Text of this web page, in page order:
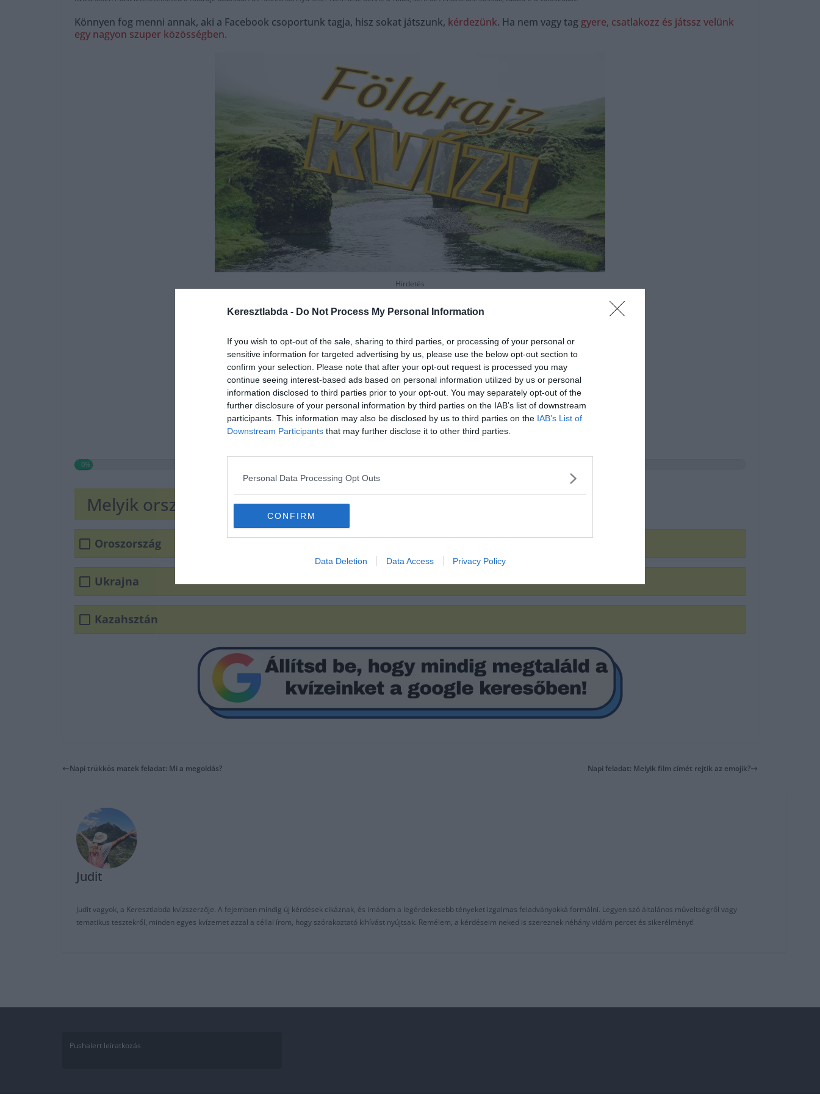
Keresztlabda - Do Not Process My Personal Information
If you wish to opt-out of the sale, sharing to third parties, or processing of your personal or
sensitive information for targeted advertising by us, please use the below opt-out section to
confirm your selection. Please note that after your opt-out request is processed you may
continue seeing interest-based ads based on personal information utilized by us or personal
information disclosed to third parties prior to your opt-out. You may separately opt-out of the
further disclosure of your personal information by third parties on the IAB’s list of downstream
participants. This information may also be disclosed by us to third parties on the IAB’s List of
Downstream Participants that may further disclose it to other third parties.
Personal Data Processing Opt Outs
CONFIRM
Data Deletion Data Access Privacy Policy
Könnyen fog menni annak, aki a Facebook csoportunk tagja, hisz sokat játszunk, kérdezünk. Ha nem vagy tag gyere, csatlakozz és játssz velünk
egy nagyon szuper közösségben.
Hirdetés
0%
Melyik ország folyója a Volga?
Oroszország
Ukrajna
Kazahsztán
Napi trükkös matek feladat: Mi a megoldás? Napi feladat: Melyik film címét rejtik az emojik?
Judit
Judit vagyok, a Keresztlabda kvízszerzője. A fejemben mindig új kérdések cikáznak, és imádom a legérdekesebb tényeket izgalmas feladványokká formálni. Legyen szó általános műveltségről vagy
tematikus tesztekről, minden egyes kvízemet azzal a céllal írom, hogy szórakoztató kihívást nyújtsak. Remélem, a kérdéseim neked is szereznek néhány vidám percet és sikerélményt!
Pushalert leíratkozás